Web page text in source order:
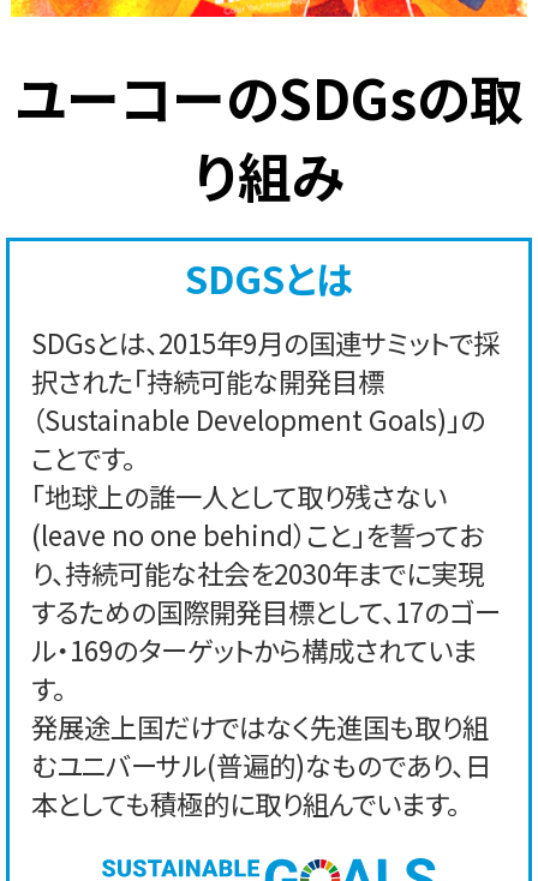
ユーコーのSDGsの取
り組み
SDGSとは
SDGsとは、2015年9月の国連サミットで採
択された「持続可能な開発目標
（Sustainable Development Goals)」の
ことです。
「地球上の誰一人として取り残さない
(leave no one behind）こと」を誓ってお
り、持続可能な社会を2030年までに実現
するための国際開発目標として、17のゴー
ル・169のターゲットから構成されていま
す。
発展途上国だけではなく先進国も取り組
むユニバーサル(普遍的)なものであり、日
本としても積極的に取り組んでいます。